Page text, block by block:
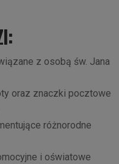
z osobą św. Jana
oraz znaczki pocztowe
różnorodne
i oświatowe